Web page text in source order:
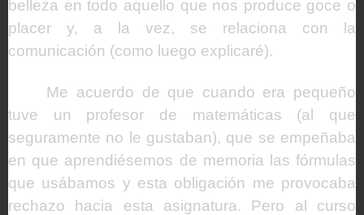
belleza en todo aquello que nos produce goce o
placer y, a la vez, se relaciona con la
comunicación (como luego explicaré).
Me acuerdo de que cuando era pequeño
tuve un profesor de matemáticas (al que
seguramente no le gustaban), que se empeñaba
en que aprendiésemos de memoria las fórmulas
que usábamos y esta obligación me provocaba
rechazo hacia esta asignatura. Pero al curso